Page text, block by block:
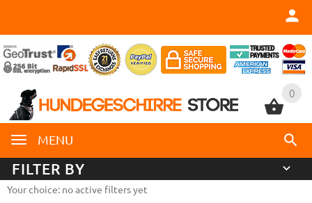
0
MENU
0
FILTER BY
Your choice: no active filters yet